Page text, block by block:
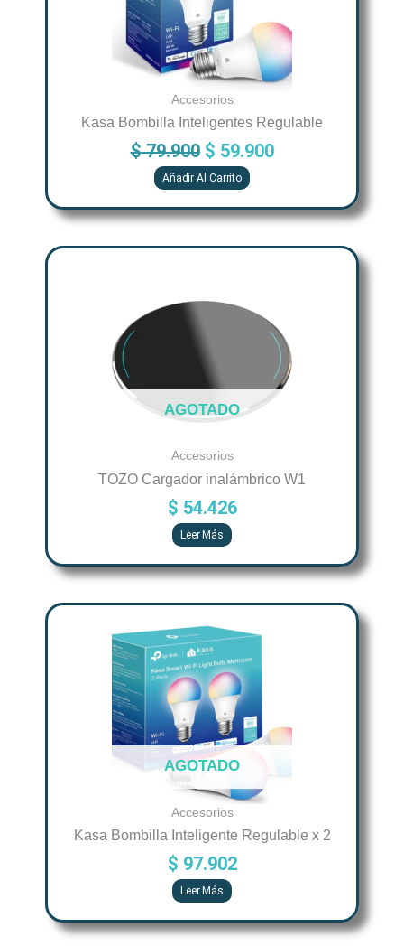
Accesorios
Kasa Bombilla Inteligentes Regulable
$79.900 $ 59.900
Añadir Al Carrito
AGOTADO
Accesorios
TOZO Cargador inalámbrico W1
$ 54.426
Leer Más
AGOTADO
Accesorios
Kasa Bombilla Inteligente Regulable x 2
$ 97.902
Leer Más